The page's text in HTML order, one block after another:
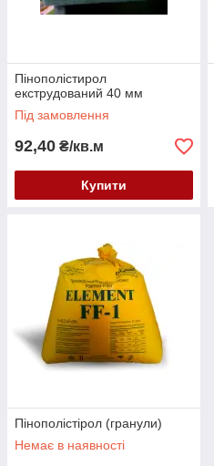
Пінополістирол
екструдований 40 мм
Під замовлення
92,40 ₴/кв.м
Купити
Пінополістірол (гранули)
Немає в наявності